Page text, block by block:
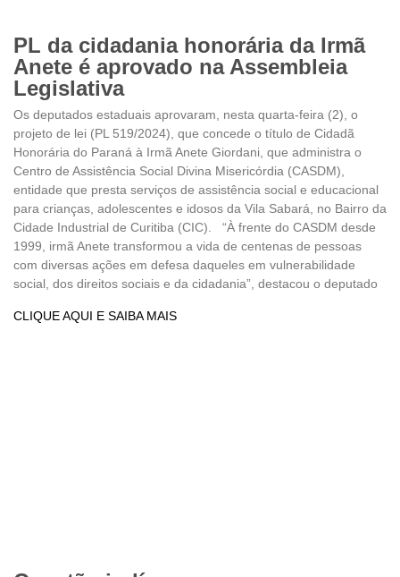
PL da cidadania honorária da Irmã
Anete é aprovado na Assembleia
Legislativa
Os deputados estaduais aprovaram, nesta quarta-feira (2), o
projeto de lei (PL 519/2024), que concede o título de Cidadã
Honorária do Paraná à Irmã Anete Giordani, que administra o
Centro de Assistência Social Divina Misericórdia (CASDM),
entidade que presta serviços de assistência social e educacional
para crianças, adolescentes e idosos da Vila Sabará, no Bairro da
Cidade Industrial de Curitiba (CIC). “À frente do CASDM desde
1999, irmã Anete transformou a vida de centenas de pessoas
com diversas ações em defesa daqueles em vulnerabilidade
social, dos direitos sociais e da cidadania”, destacou o deputado
CLIQUE AQUI E SAIBA MAIS